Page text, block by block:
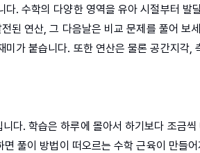
다. 수학의 다양한 영역을 유아 시절부터 발
된 연산, 그 다음날은 비교 문제를 풀어 보
미가 붙습니다. 또한 연산은 물론 공간지각,
다. 학습은 하루에 몰아서 하기보다 조금
풀이 방법이 떠오르는 수학 근육이 만들